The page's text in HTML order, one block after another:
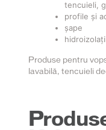
tencuieli,
profile și
șape
hidroizolații
Produse pentru
lavabilă, tencuieli